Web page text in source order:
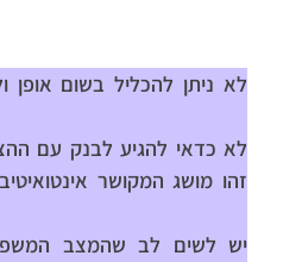
לא ניתן להכליל בשום אופן
לא כדאי להגיע לבנק עם
זהו מושג המקושר
יש לשים לב שהמצב